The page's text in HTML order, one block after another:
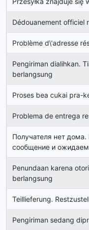
Dédouanement officiel
Problème d\'adresse
Pengiriman dialihkan.
berlangsung
Proses bea cukai pra-
Problema de entrega
Получателя нет
сообщение и
Penundaan karena
berlangsung
Teillieferung.
Pengiriman sedang